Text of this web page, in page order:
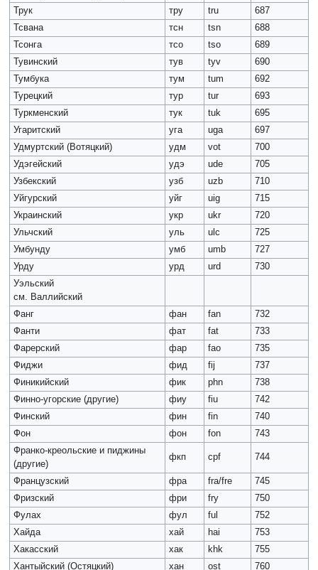
Трук
тру tru
687
Тсвана
тсн tsn
688
Тсонга
тсо tso
689
Тувинский
тув tyv
690
Тумбука
тум tum
692
Турецкий
тур tur
693
Туркменский
тук tuk
695
Угаритский
уга uga
697
Удмуртский (Вотяцкий)
удм vot
700
Удэгейский
удэ ude
705
Узбекский
узб uzb
710
Уйгурский
уйг uig
715
Украинский
укр ukr
720
Ульчский
уль ulc
725
Умбунду
умб umb
727
Урду
урд urd
730
Уэльский
см. Валлийский
Фанг
фан fan
732
Фанти
фат fat
733
Фарерский
фар fao
735
Фиджи
фид fij
737
Финикийский
фик phn
738
Финно-угорские (другие)
фиу fiu
742
Финский
фин fin
740
Фон
фон fon
743
Франко-креольские и пиджины
(другие)
фкп cpf 744
Французский фра fra/fre
745
Фризский
фри fry
750
Фулах
фул ful
752
Хайда
хай hai
753
Хакасский
хак khk
755
Хантыйский (Остяцкий)
хан ost
760